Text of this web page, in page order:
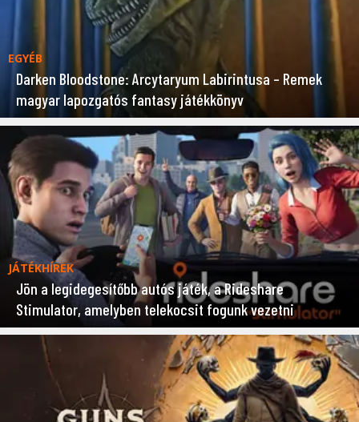
EGYÉB
Darken Bloodstone: Arcytaryum Labirintusa – Remek
magyar lapozgatós fantasy játékkönyv
JÁTÉKHÍREK
Jön a legidegesítőbb autós játék, a Rideshare
Stimulator, amelyben telekocsit fogunk vezetni